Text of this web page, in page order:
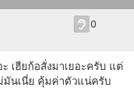
0
เฮียก้อสั่งมาเยอะครับ แต่
มันเนี่ย คุ้มค่าตัวแน่ครับ